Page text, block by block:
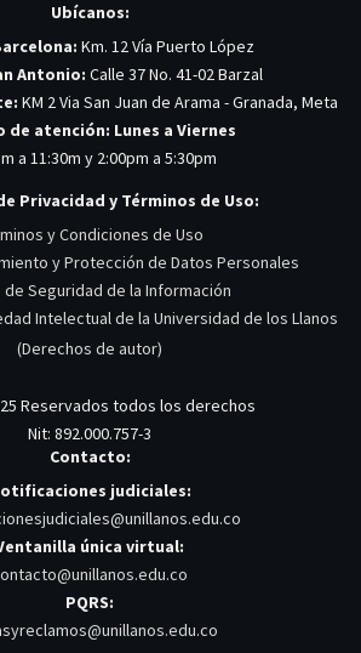
Ubícanos:
Km. 12 Vía Puerto López
Antonio: Calle 37 No. 41-02 Barzal
KM 2 Via San Juan de Arama - Granada, Meta
de atención: Lunes a Viernes
a 11:30m y 2:00pm a 5:30pm
Privacidad y Términos de Uso:
y Condiciones de Uso
y Protección de Datos Personales
de Seguridad de la Información
Intelectual de la Universidad de los Llanos
(Derechos de autor)
Reservados todos los derechos
Nit: 892.000.757-3
Contacto:
judiciales:
única virtual:
PQRS: